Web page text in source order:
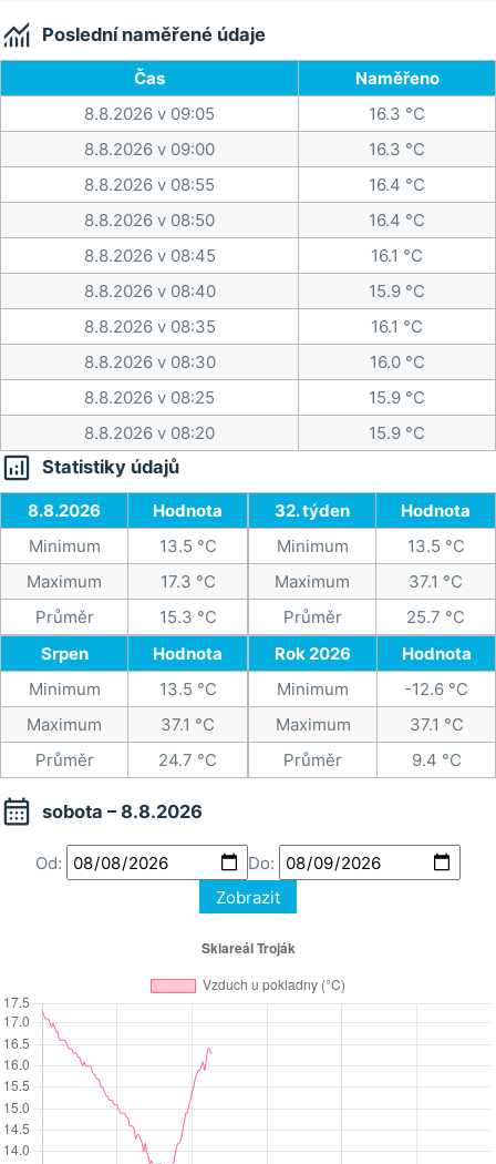
 Poslední naměřené údaje
Čas
Naměřeno
8.8.2026 v 09:05
16.3 °C
8.8.2026 v 09:00
16.3 °C
8.8.2026 v 08:55
16.4 °C
8.8.2026 v 08:50
16.4 °C
8.8.2026 v 08:45
16.1 °C
8.8.2026 v 08:40
15.9 °C
8.8.2026 v 08:35
16.1 °C
8.8.2026 v 08:30
16.0 °C
8.8.2026 v 08:25
15.9 °C
8.8.2026 v 08:20
15.9 °C
 Statistiky údajů
8.8.2026
Hodnota
Minimum
13.5 °C
Maximum
17.3 °C
Průměr
15.3 °C
32. týden
Hodnota
Minimum
13.5 °C
Maximum
37.1 °C
Průměr
25.7 °C
Srpen
Hodnota
Minimum
13.5 °C
Maximum
37.1 °C
Průměr
24.7 °C
Rok 2026
Hodnota
Minimum
-12.6 °C
Maximum
37.1 °C
Průměr
9.4 °C
 sobota – 8.8.2026
Od:
Do:
Zobrazit